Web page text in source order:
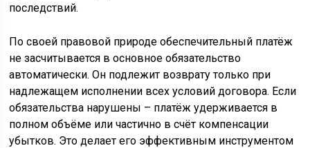
последствий.
По своей правовой природе обеспечительный платёж
не засчитывается в основное обязательство
автоматически. Он подлежит возврату только при
надлежащем исполнении всех условий договора. Если
обязательства нарушены – платёж удерживается в
полном объёме или частично в счёт компенсации
убытков. Это делает его эффективным инструментом